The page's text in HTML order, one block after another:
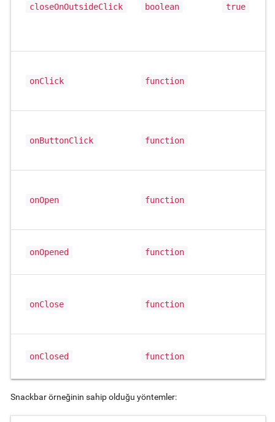
closeOnOutsideClick boolean true
onClick function
onButtonClick function
onOpen function
onOpened function
onClose function
onClosed function
Snackbar örneğinin sahip olduğu yöntemler: